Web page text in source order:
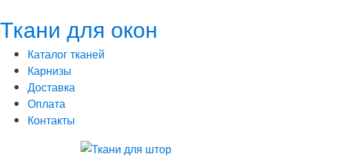
Ткани для окон
Каталог тканей
Карнизы
Доставка
Оплата
Контакты